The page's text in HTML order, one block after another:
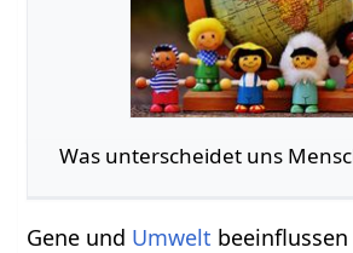
Was unterscheidet uns
Gene und Umwelt